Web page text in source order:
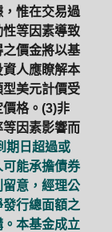
惟在交易過
等因素導致
價金將以基
人應瞭解本
美元計價受
格。(3)非
因素影響而
期日超過或
能承擔債券
意，經理公
行總面額之
本基金成立